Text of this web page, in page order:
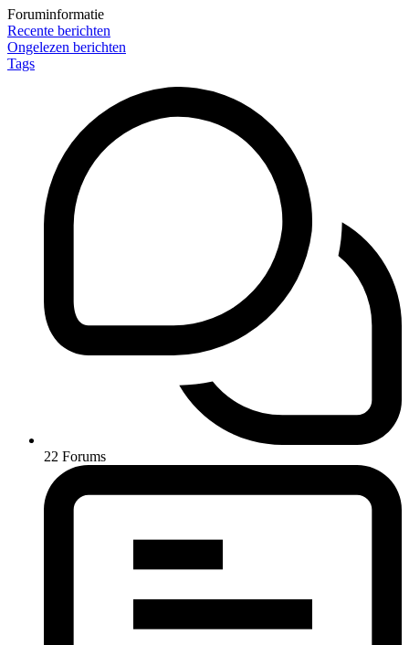
Foruminformatie
Recente berichten
Ongelezen berichten
Tags
22 Forums